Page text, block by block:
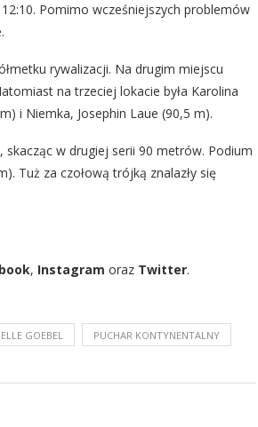
Pomimo wcześniejszych problemów
rywalizacji. Na drugim miejscu
na trzeciej lokacie była Karolina
i Niemka, Josephin Laue (90,5 m).
skacząc w drugiej serii 90 metrów. Podium
Tuż za czołową trójką znalazły się
, Instagram oraz Twitter.
GOEBEL PUCHAR KONTYNENTALNY